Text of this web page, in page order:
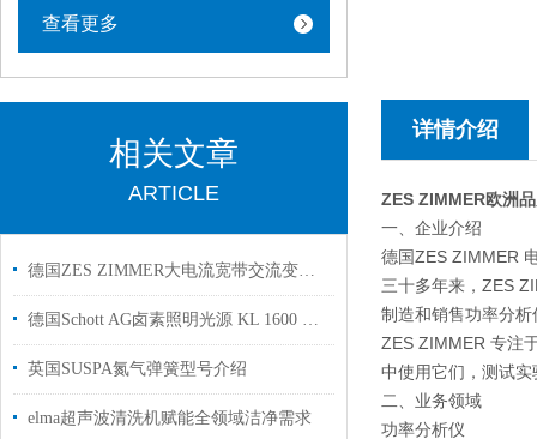
查看更多
相关文章
ARTICLE
德国ZES ZIMMER大电流宽带交流变频器PCTx-K-L6 用于高校实验室使用
德国Schott AG卤素照明光源 KL 1600 LED用于配套实验室显微镜上使用
英国SUSPA氮气弹簧型号介绍
elma超声波清洗机赋能全领域洁净需求
详情介绍
ZES ZIMMER欧洲
一、企业介绍
德国ZES ZIMMER
三十多年来，ZES
制造和销售功率分析
ZES ZIMMER 专注
中使用它们，测试
二、业务领域
功率分析仪